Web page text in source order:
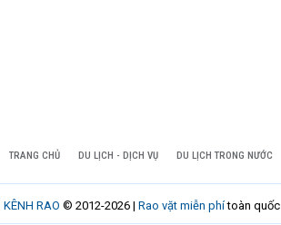
TRANG CHỦ DU LỊCH - DỊCH VỤ DU LỊCH TRONG NƯỚC
KÊNH RAO © 2012-2026 | Rao vặt miễn phítoàn quốc